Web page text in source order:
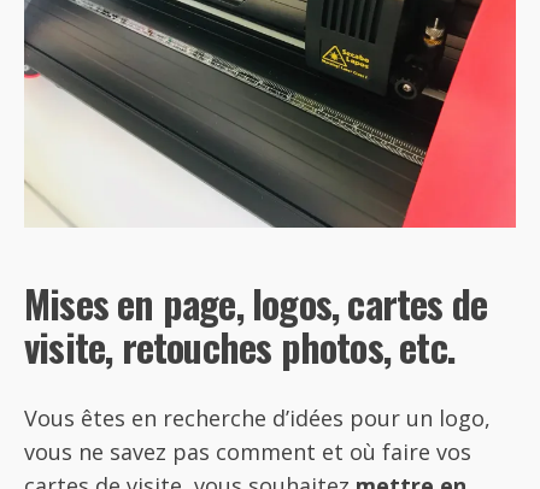
Mises en page, logos, cartes de
visite, retouches photos, etc.
Vous êtes en recherche d’idées pour un logo,
vous ne savez pas comment et où faire vos